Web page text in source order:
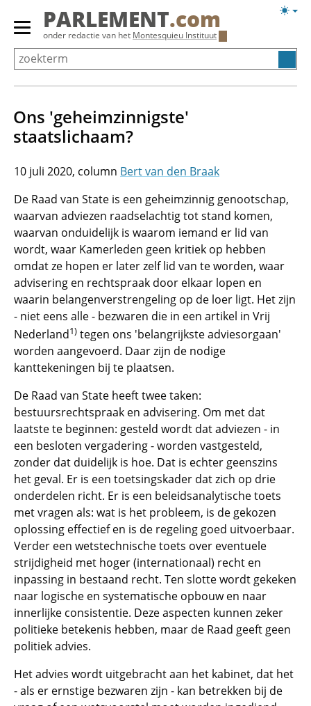
Overslaan
Primair
menu
tonen/verbergen
PARLEMENT.com
onder redactie van het Montesquieu Instituut
Ons 'geheimzinnigste'
staatslichaam?
10 juli 2020
Bert van den Braak
De Raad van State is een geheimzinnig genootschap,
waarvan adviezen raadselachtig tot stand komen,
waarvan onduidelijk is waarom iemand er lid van
wordt, waar Kamerleden geen kritiek op hebben
omdat ze hopen er later zelf lid van te worden, waar
advisering en rechtspraak door elkaar lopen en
waarin belangenverstrengeling op de loer ligt. Het zijn
- niet eens alle - bezwaren die in een artikel in Vrij
Nederland1) tegen ons 'belangrijkste adviesorgaan'
worden aangevoerd. Daar zijn de nodige
kanttekeningen bij te plaatsen.
De Raad van State heeft twee taken:
bestuursrechtspraak en advisering. Om met dat
laatste te beginnen: gesteld wordt dat adviezen - in
een besloten vergadering - worden vastgesteld,
zonder dat duidelijk is hoe. Dat is echter geenszins
het geval. Er is een toetsingskader dat zich op drie
onderdelen richt. Er is een beleidsanalytische toets
met vragen als: wat is het probleem, is de gekozen
oplossing effectief en is de regeling goed uitvoerbaar.
Verder een wetstechnische toets over eventuele
strijdigheid met hoger (internationaal) recht en
inpassing in bestaand recht. Ten slotte wordt gekeken
naar logische en systematische opbouw en naar
innerlijke consistentie. Deze aspecten kunnen zeker
politieke betekenis hebben, maar de Raad geeft geen
politiek advies.
Het advies wordt uitgebracht aan het kabinet, dat het
- als er ernstige bezwaren zijn - kan betrekken bij de